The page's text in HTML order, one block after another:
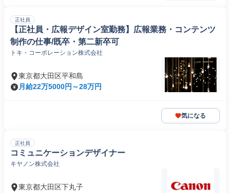
正社員
【正社員・広報デザイン室勤務】広報業務・コンテンツ
制作の仕事/既卒・第二新卒可
トキ・コーポレーション株式会社
東京都大田区平和島
月給22万5000円～28万円
気になる
正社員
コミュニケーションデザイナー
キヤノン株式会社
東京都大田区下丸子